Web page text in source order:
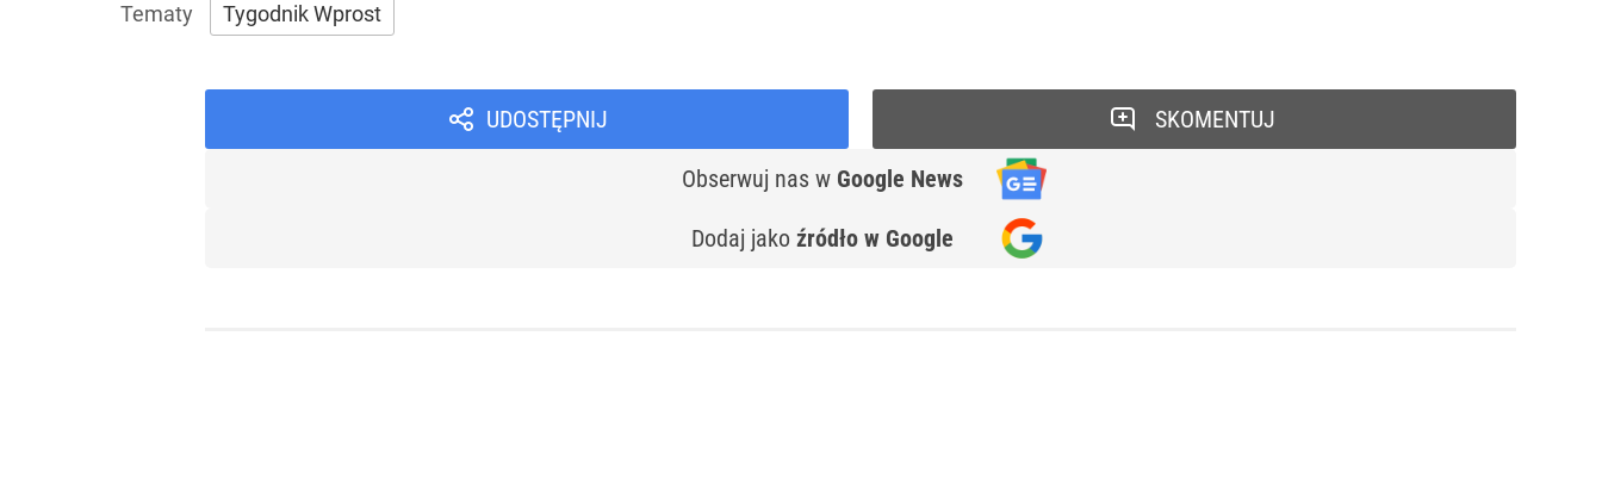
Tygodnik Wprost
UDOSTĘPNIJ
Obserwuj nas w Google News
Dodaj jako źródło w Google
SKOMENTUJ